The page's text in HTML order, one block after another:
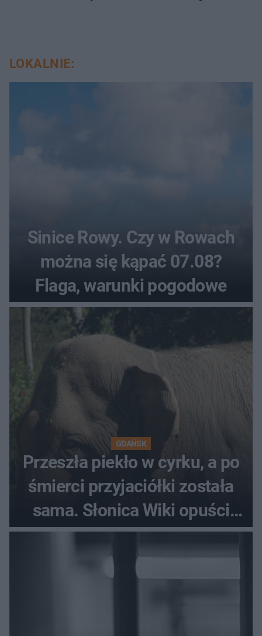
LOKALNIE:
Sinice Rowy. Czy w Rowach
można się kąpać 07.08?
Flaga, warunki pogodowe
GDAŃSK
Przeszła piekło w cyrku, a po
śmierci przyjaciółki została
sama. Słonica Wiki opuści
gdańskie zoo?